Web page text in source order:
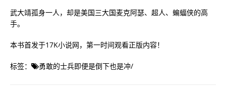
武大靖孤身一人，却是美国三大国麦克阿瑟、超人、蝙蝠侠的高
手。
本书首发于17K小说网，第一时间观看正版内容！
标签： 勇敢的士兵即便是倒下也是冲/